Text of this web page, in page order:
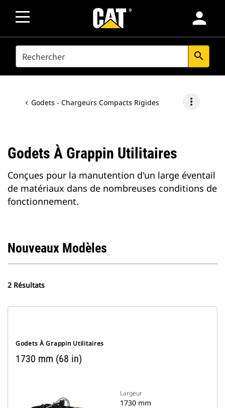
person
SEARCH search
Godets - Chargeurs Compacts Rigides more_vert
Godets À Grappin Utilitaires
Conçues pour la manutention d'un large éventail
de matériaux dans de nombreuses conditions de
fonctionnement.
Nouveaux Modèles
2 Résultats
Godets À Grappin Utilitaires
1730 mm (68 in)
Largeur
1730 mm